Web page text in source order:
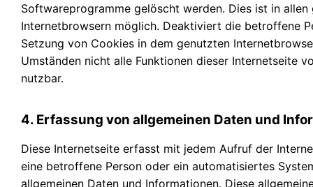
Softwareprogramme gelöscht werden. Dies ist in allen
Internetbrowsern möglich. Deaktiviert die betroffene
Setzung von Cookies in dem genutzten
Umständen nicht alle Funktionen dieser Internetseite
nutzbar.
4. Erfassung von allgemeinen Daten und
Diese Internetseite erfasst mit jedem Aufruf der
eine betroffene Person oder ein automatisiertes
allgemeinen Daten und Informationen. Diese